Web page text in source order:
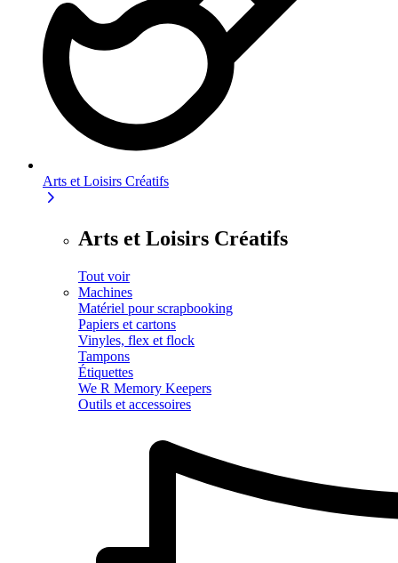
Arts et Loisirs Créatifs
Arts et Loisirs Créatifs
Tout voir
Machines
Matériel pour scrapbooking
Papiers et cartons
Vinyles, flex et flock
Tampons
Étiquettes
We R Memory Keepers
Outils et accessoires